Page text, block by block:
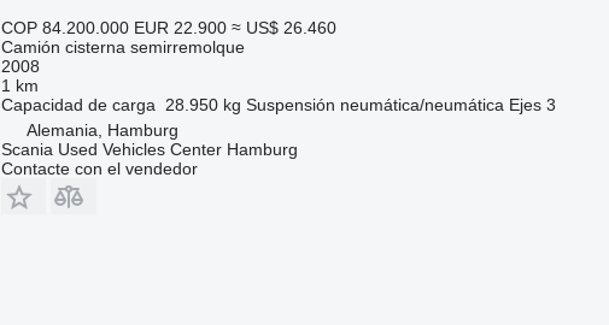
COP 84.200.000 EUR 22.900 ≈ US$ 26.460
Camión cisterna semirremolque
2008
1 km
Capacidad de carga
28.950 kg Suspensión neumática/neumática Ejes 3
Alemania, Hamburg
Scania Used Vehicles Center Hamburg
Contacte con el vendedor